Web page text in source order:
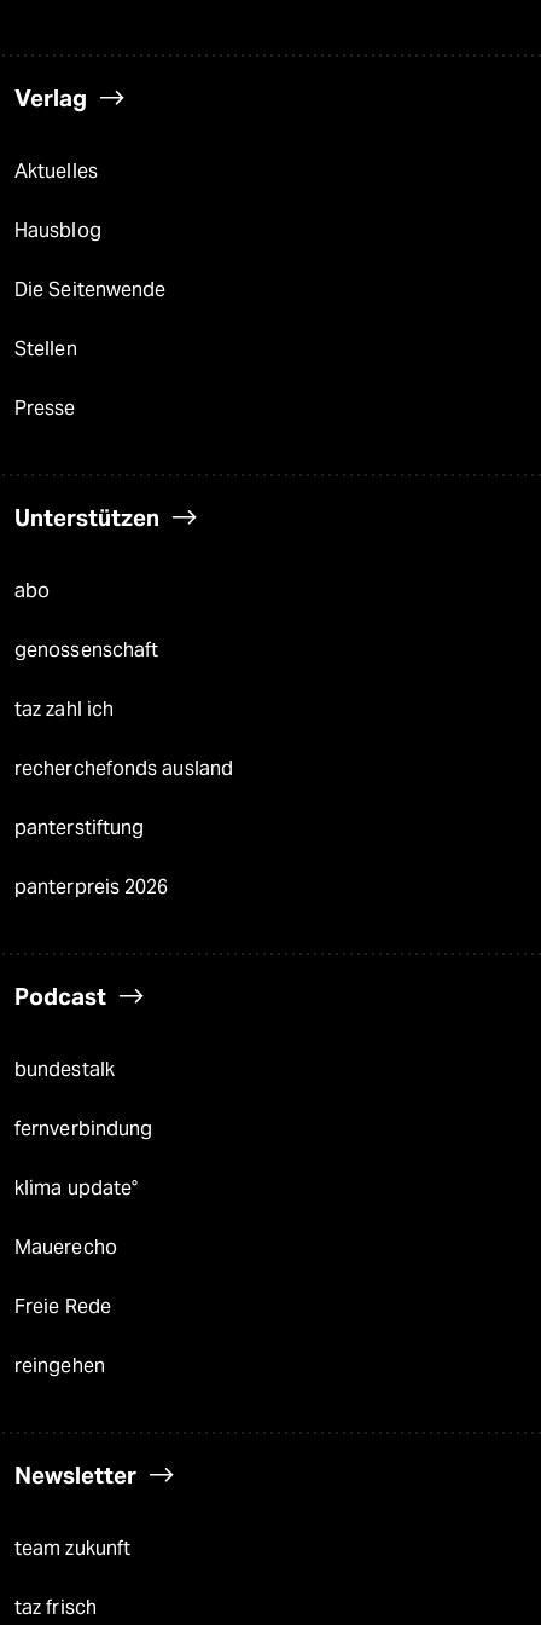
Verlag
Aktuelles
Hausblog
Die Seitenwende
Stellen
Presse
Unterstützen
abo
genossenschaft
taz zahl ich
recherchefonds ausland
panterstiftung
panterpreis 2026
Podcast
bundestalk
fernverbindung
klima update°
Mauerecho
Freie Rede
reingehen
Newsletter
team zukunft
taz frisch